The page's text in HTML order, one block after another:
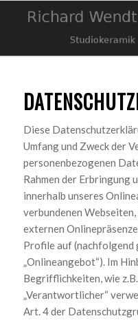
Diese
Umfang und Zweck der
personenbezogenen
Rahmen der Erbringung
innerhalb unseres
verbundenen
externen
Profile auf (nachfolgend
„Onlineangebot“). Im
Begrifflichkeiten, wie
„Verantwortlicher“
Art. 4 der